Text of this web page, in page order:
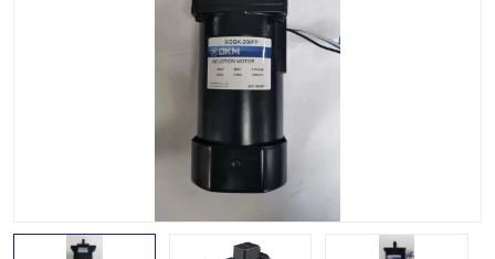
精晟邦微型齿轮减速电机
晟邦电机